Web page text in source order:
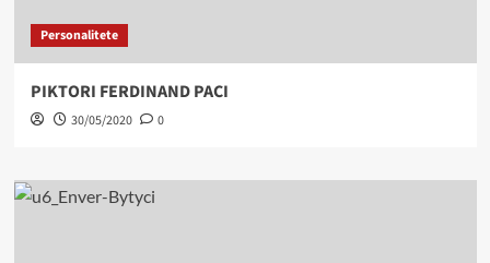
Personalitete
PIKTORI FERDINAND PACI
30/05/2020 0